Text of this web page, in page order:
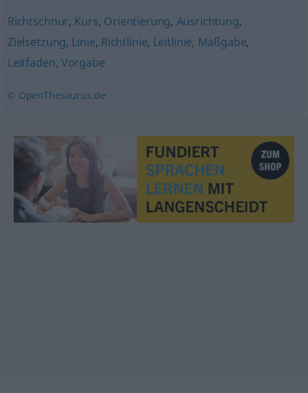
Richtschnur, Kurs, Orientierung, Ausrichtung,
Zielsetzung, Linie, Richtlinie, Leitlinie, Maßgabe,
Leitfaden, Vorgabe
© OpenThesaurus.de